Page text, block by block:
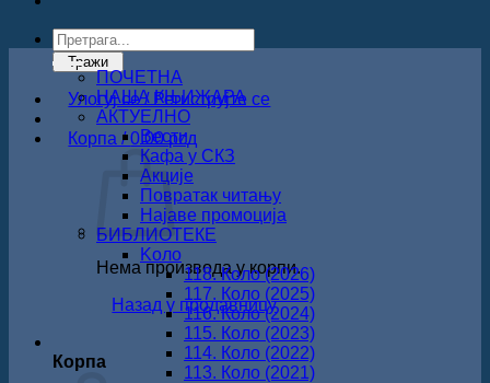
Products
search
Тражи
Улогуј се / Региструјте се
Корпа /0.00рсд
Нема производа у корпи.
Назад у продавницу
Корпа
ПОЧЕТНА
НАША КЊИЖАРА
АКТУЕЛНО
Вести
Кафа у СКЗ
Акције
Повратак читању
Најаве промоција
БИБЛИОТЕКЕ
Koло
118. Коло (2026)
117. Коло (2025)
116. Коло (2024)
115. Коло (2023)
114. Коло (2022)
113. Коло (2021)